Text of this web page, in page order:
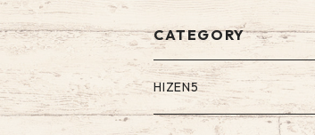
CATEGORY
HIZEN5